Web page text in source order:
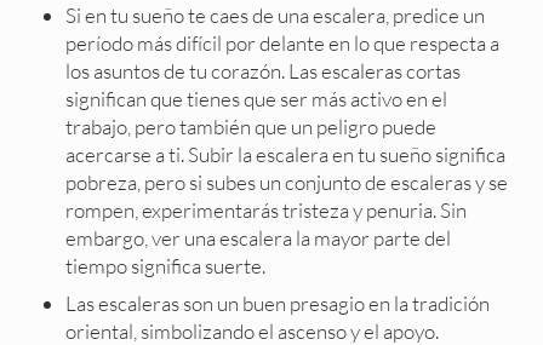
Si en tu sueño te caes de una escalera, predice un
período más difícil por delante en lo que respecta a
los asuntos de tu corazón. Las escaleras cortas
significan que tienes que ser más activo en el
trabajo, pero también que un peligro puede
acercarse a ti. Subir la escalera en tu sueño significa
pobreza, pero si subes un conjunto de escaleras y se
rompen, experimentarás tristeza y penuria. Sin
embargo, ver una escalera la mayor parte del
tiempo significa suerte.
Las escaleras son un buen presagio en la tradición
oriental, simbolizando el ascenso y el apoyo.